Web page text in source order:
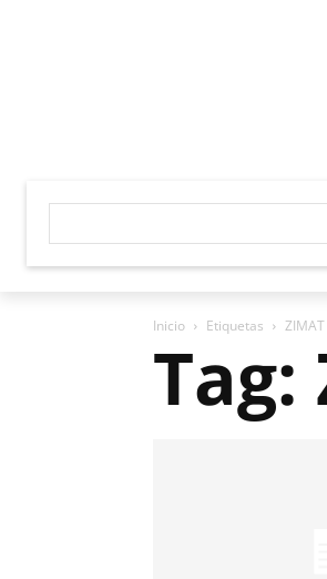
Inicio Etiquetas ZIMAT
Tag: